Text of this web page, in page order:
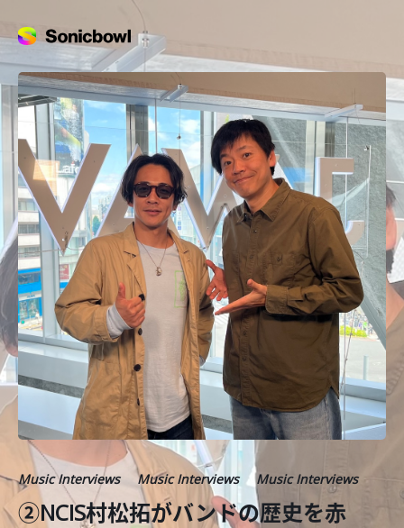
Music Interviews Music Interviews Music Interviews
②NCIS村松拓がバンドの歴史を赤